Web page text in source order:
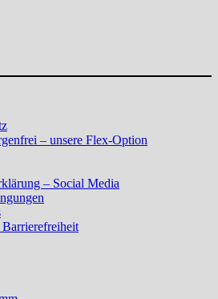
– unsere Flex-Option
– Social Media